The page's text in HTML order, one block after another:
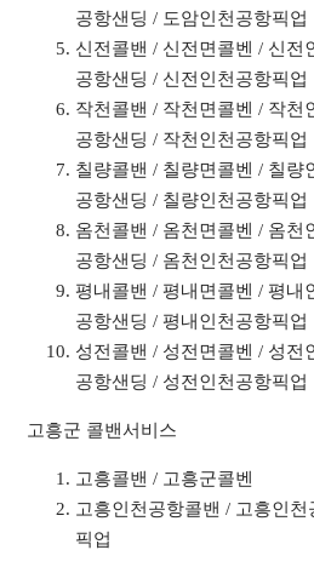
공항샌딩 / 도암인천공항픽업
신전콜밴 / 신전면콜벤 / 신전
공항샌딩 / 신전인천공항픽업
작천콜밴 / 작천면콜벤 / 작천
공항샌딩 / 작천인천공항픽업
칠량콜밴 / 칠량면콜벤 / 칠량
공항샌딩 / 칠량인천공항픽업
옴천콜밴 / 옴천면콜벤 / 옴천
공항샌딩 / 옴천인천공항픽업
평내콜밴 / 평내면콜벤 / 평내
공항샌딩 / 평내인천공항픽업
성전콜밴 / 성전면콜벤 / 성전
공항샌딩 / 성전인천공항픽업
고흥군 콜밴서비스
고흥콜밴 / 고흥군콜벤
고흥인천공항콜밴 / 고흥인
픽업